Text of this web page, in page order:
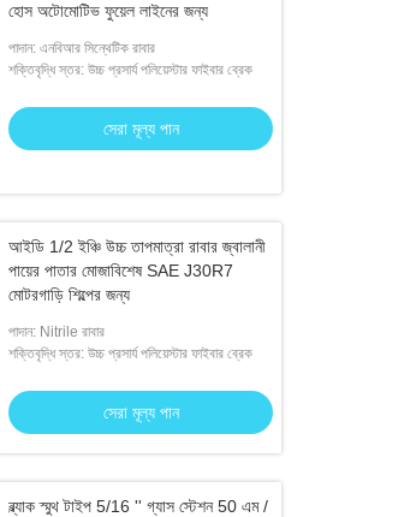
হোস অটোমোটিভ ফুয়েল লাইনের জন্য
পাদান: এনবিআর সিন্থেটিক রাবার
শক্তিবৃদ্ধি স্তর: উচ্চ প্রসার্য পলিয়েস্টার ফাইবার ব্রেক
সেরা মূল্য পান
আইডি 1/2 ইঞ্চি উচ্চ তাপমাত্রা রাবার জ্বালানী
পায়ের পাতার মোজাবিশেষ SAE J30R7
মোটরগাড়ি শিল্পের জন্য
পাদান: Nitrile রাবার
শক্তিবৃদ্ধি স্তর: উচ্চ প্রসার্য পলিয়েস্টার ফাইবার ব্রেক
সেরা মূল্য পান
ব্ল্যাক স্মুথ টাইপ 5/16 '' গ্যাস স্টেশন 50 এম /